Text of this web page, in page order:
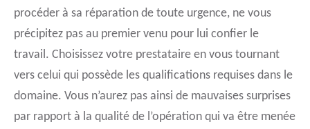
procéder à sa réparation de toute urgence, ne vous
précipitez pas au premier venu pour lui confier le
travail. Choisissez votre prestataire en vous tournant
vers celui qui possède les qualifications requises dans le
domaine. Vous n’aurez pas ainsi de mauvaises surprises
par rapport à la qualité de l’opération qui va être menée